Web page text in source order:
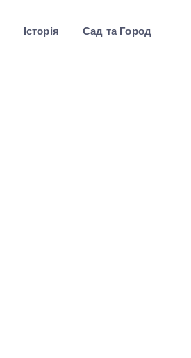
Історія Сад та Город